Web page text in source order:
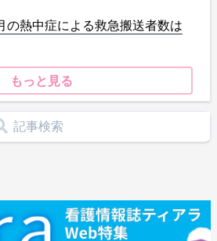
の熱中症による救急搬送者数は
もっと見る